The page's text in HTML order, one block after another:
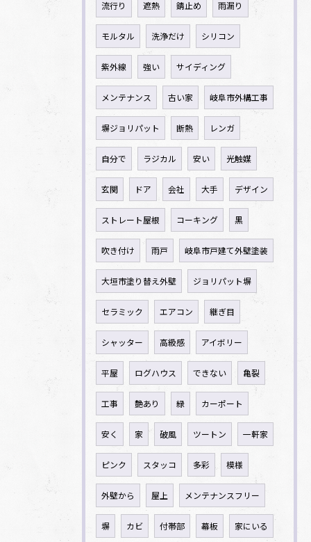
流行り 遮熱 錆止め 雨漏り
モルタル 洗浄だけ シリコン
紫外線 強い サイディング
メンテナンス 古い家 岐阜市外構工事
塀ジョリパット 断熱 レンガ
自分で ラジカル 安い 光触媒
玄関 ドア 会社 大手 デザイン
ストレート屋根 コーキング 黒
吹き付け 雨戸 岐阜市戸建て外壁塗装
大垣市塗り替え外壁 ジョリパット塀
セラミック エアコン 継ぎ目
シャッター 高級感 アイボリー
平屋 ログハウス できない 亀裂
工事 艶あり 緑 カーポート
安く 家 破風 ツートン 一軒家
ピンク スタッコ 多彩 模様
外壁から 屋上 メンテナンスフリー
塀 カビ 付帯部 幕板 家にいる